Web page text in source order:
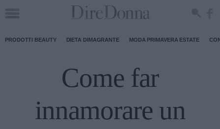
PRODOTTI BEAUTY DIETA DIMAGRANTE MODA PRIMAVERA ESTATE
Come far
innamorare un